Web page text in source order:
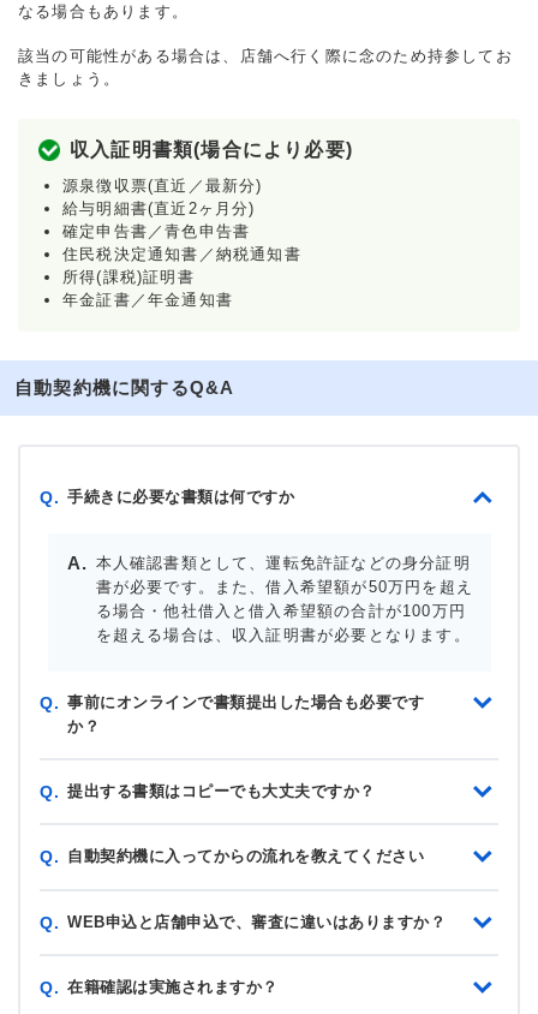
なる場合もあります。
該当の可能性がある場合は、店舗へ行く際に念のため持参してお
きましょう。
収入証明書類(場合により必要)
源泉徴収票(直近／最新分)
給与明細書(直近2ヶ月分)
確定申告書／青色申告書
住民税決定通知書／納税通知書
所得(課税)証明書
年金証書／年金通知書
自動契約機に関するQ&A
Q. 手続きに必要な書類は何ですか
本人確認書類として、運転免許証などの身分証明
書が必要です。また、借入希望額が50万円を超え
る場合・他社借入と借入希望額の合計が100万円
を超える場合は、収入証明書が必要となります。
Q. 事前にオンラインで書類提出した場合も必要です
か？
Q. 提出する書類はコピーでも大丈夫ですか？
Q. 自動契約機に入ってからの流れを教えてください
Q. WEB申込と店舗申込で、審査に違いはありますか？
Q. 在籍確認は実施されますか？